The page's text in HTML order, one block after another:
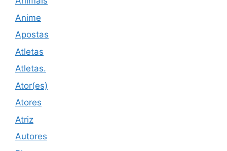
Anime
Apostas
Atletas
Atletas.
Ator(es)
Atores
Atriz
Autores